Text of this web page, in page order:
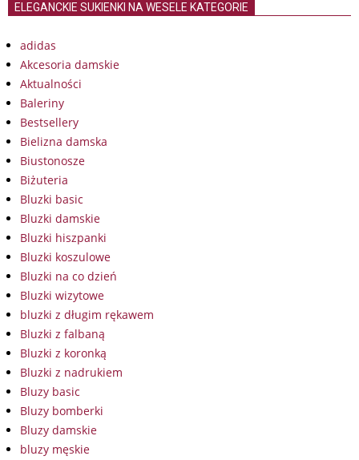
ELEGANCKIE SUKIENKI NA WESELE KATEGORIE
adidas
Akcesoria damskie
Aktualności
Baleriny
Bestsellery
Bielizna damska
Biustonosze
Biżuteria
Bluzki basic
Bluzki damskie
Bluzki hiszpanki
Bluzki koszulowe
Bluzki na co dzień
Bluzki wizytowe
bluzki z długim rękawem
Bluzki z falbaną
Bluzki z koronką
Bluzki z nadrukiem
Bluzy basic
Bluzy bomberki
Bluzy damskie
bluzy męskie